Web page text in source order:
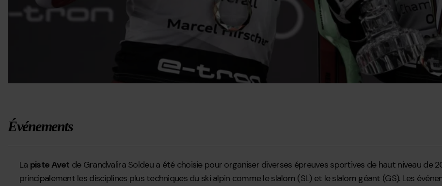
Événements
La piste Avet de Grandvalira Soldeu a été choisie pour organiser diverses épreuves sportives de haut niveau de
principalement les disciplines plus techniques du ski alpin comme le slalom (SL) et le slalom géant (GS). Les